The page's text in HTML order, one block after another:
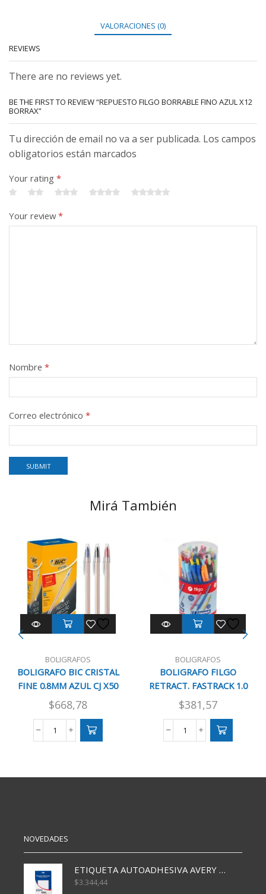
VALORACIONES (0)
REVIEWS
There are no reviews yet.
BE THE FIRST TO REVIEW “REPUESTO FILGO BORRABLE FINO AZUL X12
BORRAX”
Tu dirección de email no va a ser publicada. Los campos
obligatorios están marcados
Your rating *
Your review*
Nombre *
Correo electrónico *
Mirá También
BOLIGRAFOS
BOLIGRAFO BIC CRISTAL
FINE 0.8MM AZUL CJ X50
$668,78
BOLIGRAFO
0.8MM
BOLIGRAFOS
BOLIGRAFO FILGO
RETRACT. FASTRACK 1.0
NEGRO
$381,57
BOLIGRAFO
1.0
NOVEDADES
ETIQUETA AUTOADHESIVA AVERY 3026 30H 20 X 70
$3.344,44